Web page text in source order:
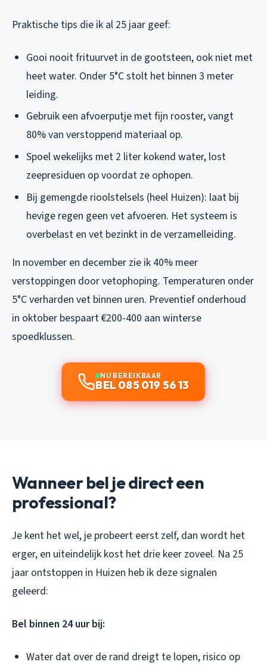
Praktische tips die ik al 25 jaar geef:
Gooi nooit frituurvet in de gootsteen, ook niet met
heet water. Onder 5°C stolt het binnen 3 meter
leiding.
Gebruik een afvoerputje met fijn rooster, vangt
80% van verstoppend materiaal op.
Spoel wekelijks met 2 liter kokend water, lost
zeepresiduen op voordat ze ophopen.
Bij gemengde rioolstelsels (heel Huizen): laat bij
hevige regen geen vet afvoeren. Het systeem is
overbelast en vet bezinkt in de verzamelleiding.
In november en december zie ik 40% meer
verstoppingen door vetophoping. Temperaturen onder
5°C verharden vet binnen uren. Preventief onderhoud
in oktober bespaart €200-400 aan winterse
spoedklussen.
NU BEREIKBAAR
BEL 085 019 56 13
Wanneer bel je direct een
professional?
Je kent het wel, je probeert eerst zelf, dan wordt het
erger, en uiteindelijk kost het drie keer zoveel. Na 25
jaar ontstoppen in Huizen heb ik deze signalen
geleerd:
Bel binnen 24 uur bij:
Water dat over de rand dreigt te lopen, risico op